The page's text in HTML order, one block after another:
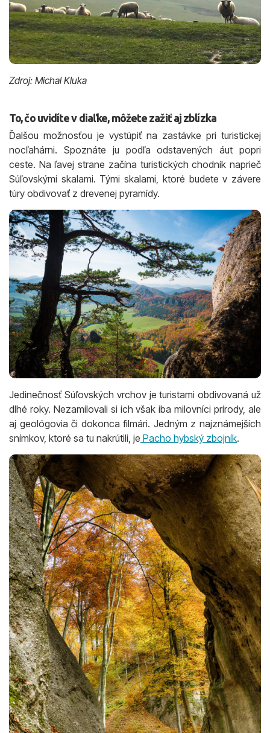
Zdroj: Michal Kluka
To, čo uvidíte v diaľke, môžete zažiť aj zblízka
Ďalšou možnosťou je vystúpiť na zastávke pri turistickej
nocľahárni. Spoznáte ju podľa odstavených áut popri
ceste. Na ľavej strane začína turistických chodník naprieč
Súľovskými skalami. Tými skalami, ktoré budete v závere
túry obdivovať z drevenej pyramídy.
Jedinečnosť Súľovských vrchov je turistami obdivovaná už
dlhé roky. Nezamilovali si ich však iba milovníci prírody, ale
aj geológovia či dokonca filmári. Jedným z najznámejších
snímkov, ktoré sa tu nakrútili, je Pacho hybský zbojník.